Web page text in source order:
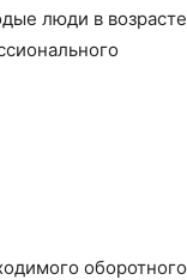
люди в возрасте
оборотного